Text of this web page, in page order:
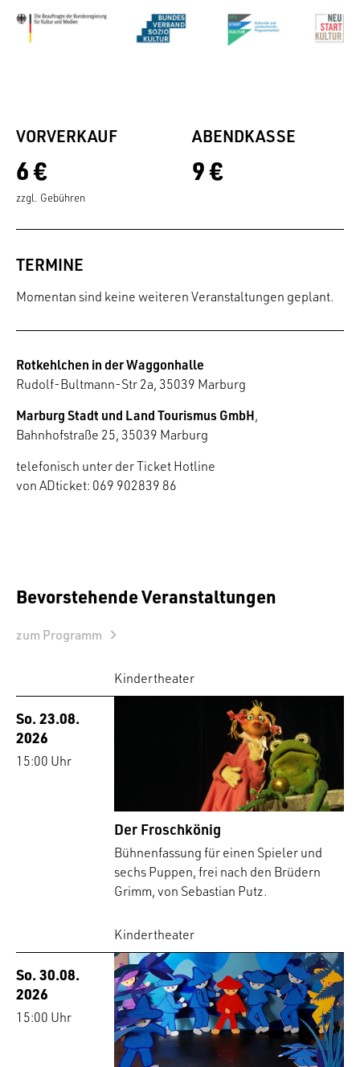
VORVERKAUF
6 €
zzgl. Gebühren
ABENDKASSE
9 €
TERMINE
Momentan sind keine weiteren Veranstaltungen geplant.
Rotkehlchen in der Waggonhalle
Rudolf-Bultmann-Str 2a, 35039 Marburg
Marburg Stadt und Land Tourismus GmbH,
Bahnhofstraße 25, 35039 Marburg
telefonisch unter der Ticket Hotline
von ADticket: 069 902839 86
Bevorstehende Veranstaltungen
zum Programm
Kindertheater
So. 23.08.
2026
15:00 Uhr
Der Froschkönig
Bühnenfassung für einen Spieler und
sechs Puppen, frei nach den Brüdern
Grimm, von Sebastian Putz.
Kindertheater
So. 30.08.
2026
15:00 Uhr